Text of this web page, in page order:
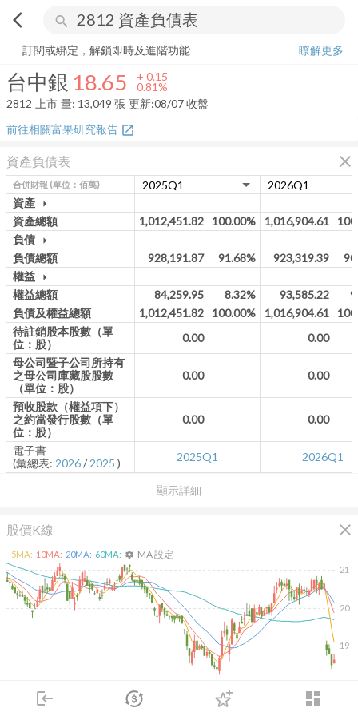
arrow_back_ios search
login dashboard
市場 登入
台中銀 18.65 + 0.81%
訂閱或綁定，解鎖即時及進階功能
瞭解更多
台中銀 18.65 + 0.15
0.81%
2812
上市 量: 13,049 張 更新:08/07 收盤
前往相關富果研究報告 open_in_new
資產負債表 close
顯示詳細
合併財報 (單位：佰萬)
資產 arrow_drop_down
資產總額 1,012,451.82 100.00% 1,016,904.61
負債 arrow_drop_down
負債總額 928,191.87 91.68% 923,319.39
權益 arrow_drop_down
權益總額 84,259.95 8.32% 93,585.22
負債及權益總額
1,012,451.82 100.00% 1,016,904.61
待註銷股本股數（單
位：股）
0.00
0.00
母公司暨子公司所持有
之母公司庫藏股股數
（單位：股）
0.00 0.00
預收股款（權益項下）
之約當發行股數（單
位：股）
0.00 0.00
電子書
(彙總表: 2026/ 2025 ) 2025Q1 2026Q1
股價K線 close
2026/02/10 2026/04/10 2026/05/28 2026/07/16
19
20
21
5MA: 10MA: 20MA: 60MA: settings MA 設定